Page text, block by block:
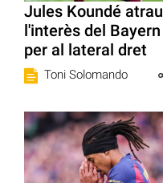
Jules Koundé atrau
l'interès del Bayern
per al lateral dret
Toni Solomando